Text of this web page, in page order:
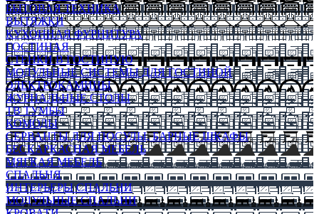
БЫТОВАЯ ТЕХНИКА
ВЫТЯЖКИ
КУХОННАЯ ФУРНИТУРА
ГОСТИНАЯ
СТЕНКИ В ГОСТИНУЮ
МОДУЛЬНЫЕ СИСТЕМЫ ДЛЯ ГОСТИНОЙ
ЭЛЕКТРОКАМИНЫ
ЖУРНАЛЬНЫЕ СТОЛЫ
ТВ ТУМБЫ
КОМОДЫ
СЕРВАНТЫ ДЛЯ ПОСУДЫ, БАРНЫЕ ШКАФЫ
БЕСКАРКАСНАЯ МЕБЕЛЬ
МЯГКАЯ МЕБЕЛЬ
СПАЛЬНЯ
ИНТЕРЬЕРЫ СПАЛЬНИ
МОДУЛЬНЫЕ СПАЛЬНИ